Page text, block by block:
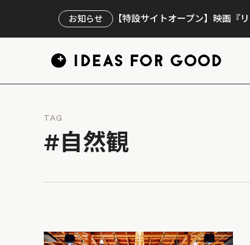
お知らせ 【特設サイトオープン】映画『
TAG
#自然観